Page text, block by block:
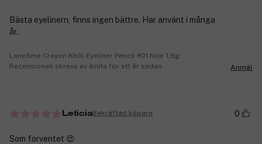
Bästa eyelinern, finns ingen bättre. Har använt i många
år.
Lancôme Crayon Khôl Eyeliner Pencil #01 Noir 1,8g
Recensionen skrevs av Anita för ett år sedan
Anmäl
LeticiaBekräftad köpare 0
Som forventet 😍